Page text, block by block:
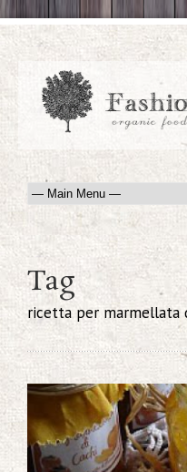
Tag
ricetta per marmellata